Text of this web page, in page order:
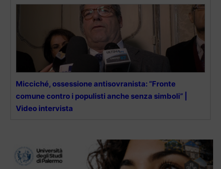
Micciché, ossessione antisovranista: “Fronte
comune contro i populisti anche senza simboli” |
Video intervista